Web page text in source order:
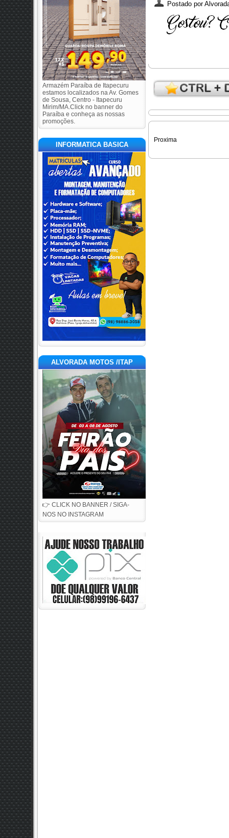
Armazém Paraíba de Itapecuru
estamos localizados na Av. Gomes
de Sousa, Centro - Itapecuru
Mirim/MA.Click no banner do
Paraíba e conheça as nossas
promoções.
INFORMATICA BASICA
ALVORADA MOTOS /ITAP
👉 CLICK NO BANNER / SIGA-
NOS NO INSTAGRAM
Postado por
Proxima